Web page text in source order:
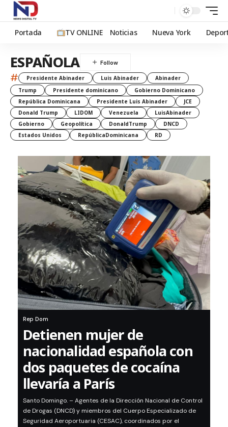
Portada TV ONLINE Noticias Nueva York
ESPAÑOLA
# Presidente Abinader Luis Abinader
Abinader
Trump
Presidente dominicano
Gobierno Dominicano
República Dominicana
Presidente Luis Abinader
JCE
Donald Trump
LIDOM Venezuela
LuisAbinader
Gobierno
Geopolítica DonaldTrump
DNCD
Estados Unidos
RepúblicaDominicana RD
Rep Dom
Detienen mujer de
nacionalidad española con
dos paquetes de cocaína
llevaría a París
Santo Domingo. – Agentes de la Dirección Nacional de Control
de Drogas (DNCD) y miembros del Cuerpo Especializado de
Seguridad Aeroportuaria (CESAC), coordinados por el